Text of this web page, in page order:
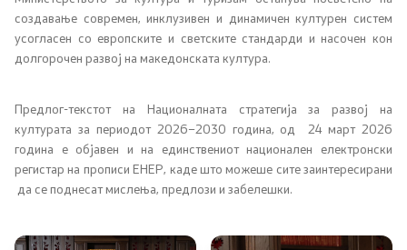
создавање современ, инклузивен и динамичен културен систем
усогласен со европските и светските стандарди и насочен кон
долгорочен развој на македонската култура.
Предлог-текстот на Националната стратегија за развој на
културата за периодот 2026–2030 година, од
24 март 2026
година е објавен и на единствениот национален електронски
регистар на прописи ЕНЕР, каде што можеше сите заинтересирани
да се поднесат мислења, предлози и забелешки.